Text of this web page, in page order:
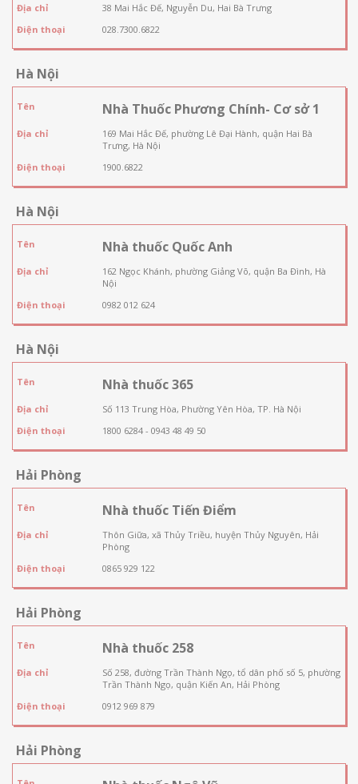
Địa chỉ
38 Mai Hắc Đế, Nguyễn Du, Hai Bà Trưng
Điện thoại
028.7300.6822
Hà Nội
Tên Nhà Thuốc Phương Chính- Cơ sở 1
Địa chỉ
169 Mai Hắc Đế, phường Lê Đại Hành, quận Hai Bà
Trưng, Hà Nội
Điện thoại
1900.6822
Hà Nội
Tên Nhà thuốc Quốc Anh
Địa chỉ
162 Ngọc Khánh, phường Giảng Võ, quận Ba Đình, Hà
Nội
Điện thoại
0982 012 624
Hà Nội
Tên Nhà thuốc 365
Địa chỉ
Số 113 Trung Hòa, Phường Yên Hòa, TP. Hà Nội
Điện thoại
1800 6284 - 0943 48 49 50
Hải Phòng
Tên Nhà thuốc Tiến Điểm
Địa chỉ
Thôn Giữa, xã Thủy Triều, huyện Thủy Nguyên, Hải
Phòng
Điện thoại
0865 929 122
Hải Phòng
Tên Nhà thuốc 258
Địa chỉ
Số 258, đường Trần Thành Ngọ, tổ dân phố số 5, phường
Trần Thành Ngọ, quận Kiến An, Hải Phòng
Điện thoại
0912 969 879
Hải Phòng